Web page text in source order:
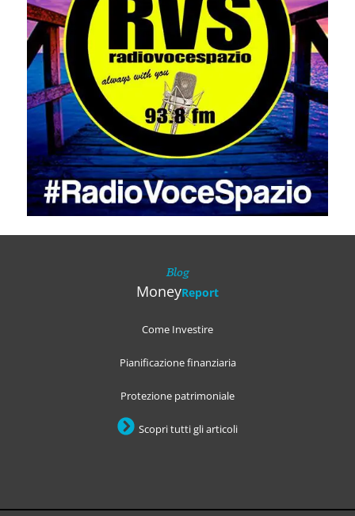
Blog
MoneyReport
Come Investire
Pianificazione finanziaria
Protezione patrimoniale
Scopri tutti gli articoli